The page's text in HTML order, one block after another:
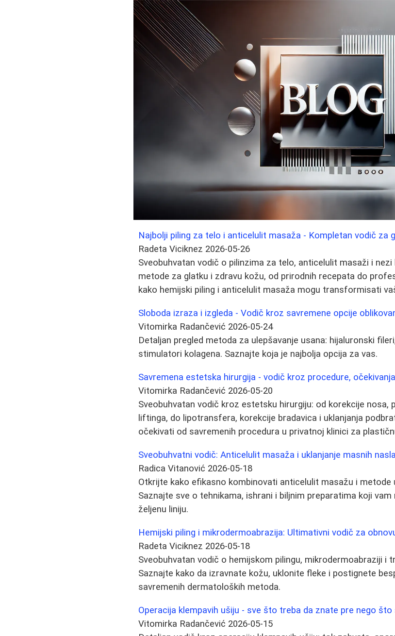
Najbolji piling za telo i anticelulit masaža - Kompletan vodič za
Radeta Viciknez 2026-05-26
Sveobuhvatan vodič o pilinzima za telo, anticelulit masaži i
metode za glatku i zdravu kožu, od prirodnih recepata do
kako hemijski piling i anticelulit masaža mogu transformisati
Sloboda izraza i izgleda - Vodič kroz savremene opcije
Vitomirka Radančević 2026-05-24
Detaljan pregled metoda za ulepšavanje usana: hijaluronski
stimulatori kolagena. Saznajte koja je najbolja opcija za vas.
Savremena estetska hirurgija - vodič kroz procedure,
Vitomirka Radančević 2026-05-20
Sveobuhvatan vodič kroz estetsku hirurgiju: od korekcije nosa,
liftinga, do lipotransfera, korekcije bradavica i uklanjanja
očekivati od savremenih procedura u privatnoj klinici za
Sveobuhvatni vodič: Anticelulit masaža i uklanjanje masnih
Radica Vitanović 2026-05-18
Otkrijte kako efikasno kombinovati anticelulit masažu i metode
Saznajte sve o tehnikama, ishrani i biljnim preparatima koji
željenu liniju.
Hemijski piling i mikrodermoabrazija: Ultimativni vodič za
Radeta Viciknez 2026-05-18
Sveobuhvatan vodič o hemijskom pilingu, mikrodermoabraziji i
Saznajte kako da izravnate kožu, uklonite fleke i postignete
savremenih dermatoloških metoda.
Operacija klempavih ušiju - sve što treba da znate pre nego
Vitomirka Radančević 2026-05-15